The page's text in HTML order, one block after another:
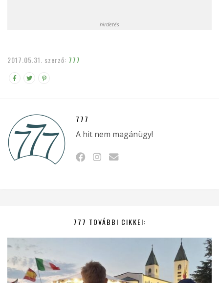
hirdetés
2017.05.31. szerző: 777
777
A hit nem magánügy!
777 TOVÁBBI CIKKEI: